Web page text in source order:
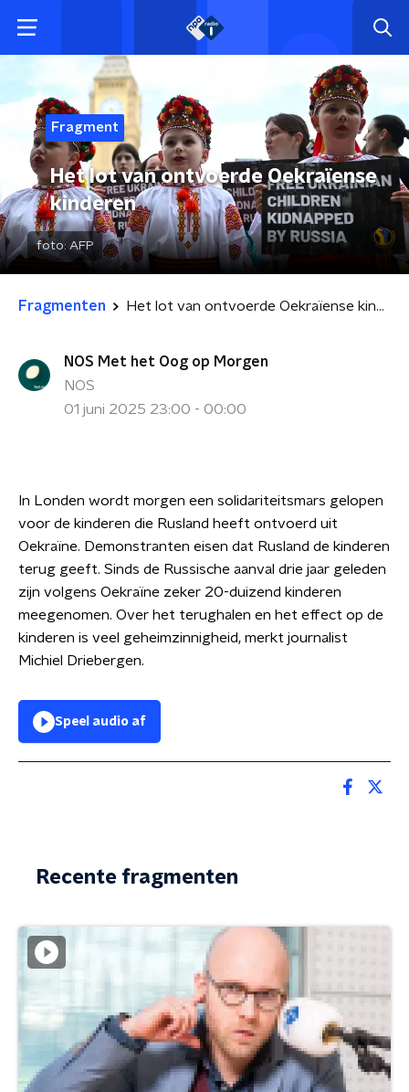
Fragment
Het lot van ontvoerde Oekraïense
kinderen
foto: AFP
Fragmenten Het lot van ontvoerde Oekraïense kinderen
NOS Met het Oog op Morgen
NOS
01 juni 2025 23:00 - 00:00
In Londen wordt morgen een solidariteitsmars gelopen
voor de kinderen die Rusland heeft ontvoerd uit
Oekraïne. Demonstranten eisen dat Rusland de kinderen
terug geeft. Sinds de Russische aanval drie jaar geleden
zijn volgens Oekraïne zeker 20-duizend kinderen
meegenomen. Over het terughalen en het effect op de
kinderen is veel geheimzinnigheid, merkt journalist
Michiel Driebergen.
Speel audio af
Recente fragmenten